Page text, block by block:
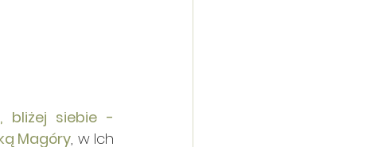
bliżej siebie -
Magóry, w Ich